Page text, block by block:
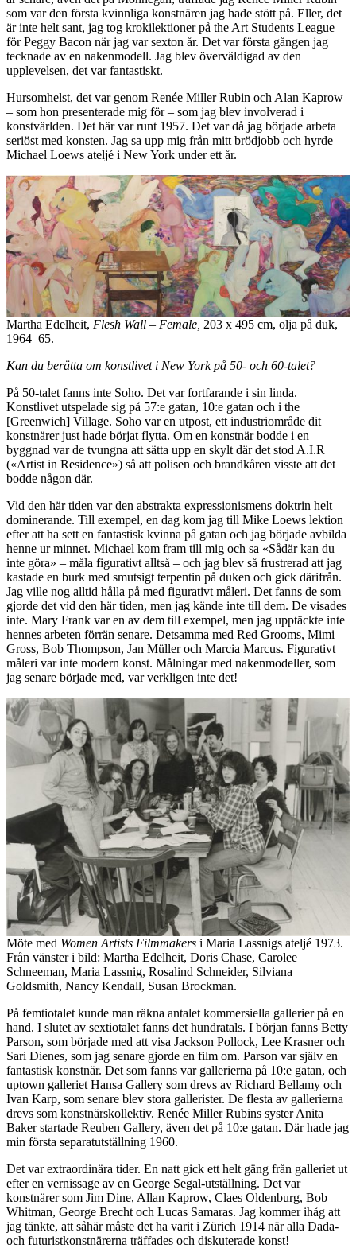
som var den första kvinnliga konstnären jag hade stött på. Eller, det
är inte helt sant, jag tog krokilektioner på the Art Students League
för Peggy Bacon när jag var sexton år. Det var första gången jag
tecknade av en nakenmodell. Jag blev överväldigad av den
upplevelsen, det var fantastiskt.
Hursomhelst, det var genom Renée Miller Rubin och Alan Kaprow
– som hon presenterade mig för – som jag blev involverad i
konstvärlden. Det här var runt 1957. Det var då jag började arbeta
seriöst med konsten. Jag sa upp mig från mitt brödjobb och hyrde
Michael Loews ateljé i New York under ett år.
Martha Edelheit, Flesh Wall – Female, 203 x 495 cm, olja på duk,
1964–65.
Kan du berätta om konstlivet i New York på 50- och 60-talet?
På 50-talet fanns inte Soho. Det var fortfarande i sin linda.
Konstlivet utspelade sig på 57:e gatan, 10:e gatan och i the
[Greenwich] Village. Soho var en utpost, ett industriområde dit
konstnärer just hade börjat flytta. Om en konstnär bodde i en
byggnad var de tvungna att sätta upp en skylt där det stod A.I.R
(«Artist in Residence») så att polisen och brandkåren visste att det
bodde någon där.
Vid den här tiden var den abstrakta expressionismens doktrin helt
dominerande. Till exempel, en dag kom jag till Mike Loews lektion
efter att ha sett en fantastisk kvinna på gatan och jag började avbilda
henne ur minnet. Michael kom fram till mig och sa «Sådär kan du
inte göra» – måla figurativt alltså – och jag blev så frustrerad att jag
kastade en burk med smutsigt terpentin på duken och gick därifrån.
Jag ville nog alltid hålla på med figurativt måleri. Det fanns de som
gjorde det vid den här tiden, men jag kände inte till dem. De visades
inte. Mary Frank var en av dem till exempel, men jag upptäckte inte
hennes arbeten förrän senare. Detsamma med Red Grooms, Mimi
Gross, Bob Thompson, Jan Müller och Marcia Marcus. Figurativt
måleri var inte modern konst. Målningar med nakenmodeller, som
jag senare började med, var verkligen inte det!
Möte med Women Artists Filmmakers i Maria Lassnigs ateljé 1973.
Från vänster i bild: Martha Edelheit, Doris Chase, Carolee
Schneeman, Maria Lassnig, Rosalind Schneider, Silviana
Goldsmith, Nancy Kendall, Susan Brockman.
På femtiotalet kunde man räkna antalet kommersiella gallerier på en
hand. I slutet av sextiotalet fanns det hundratals. I början fanns Betty
Parson, som började med att visa Jackson Pollock, Lee Krasner och
Sari Dienes, som jag senare gjorde en film om. Parson var själv en
fantastisk konstnär. Det som fanns var gallerierna på 10:e gatan, och
uptown galleriet Hansa Gallery som drevs av Richard Bellamy och
Ivan Karp, som senare blev stora gallerister. De flesta av gallerierna
drevs som konstnärskollektiv. Renée Miller Rubins syster Anita
Baker startade Reuben Gallery, även det på 10:e gatan. Där hade jag
min första separatutställning 1960.
Det var extraordinära tider. En natt gick ett helt gäng från galleriet ut
efter en vernissage av en George Segal-utställning. Det var
konstnärer som Jim Dine, Allan Kaprow, Claes Oldenburg, Bob
Whitman, George Brecht och Lucas Samaras. Jag kommer ihåg att
jag tänkte, att såhär måste det ha varit i Zürich 1914 när alla Dada-
och futuristkonstnärerna träffades och diskuterade konst!